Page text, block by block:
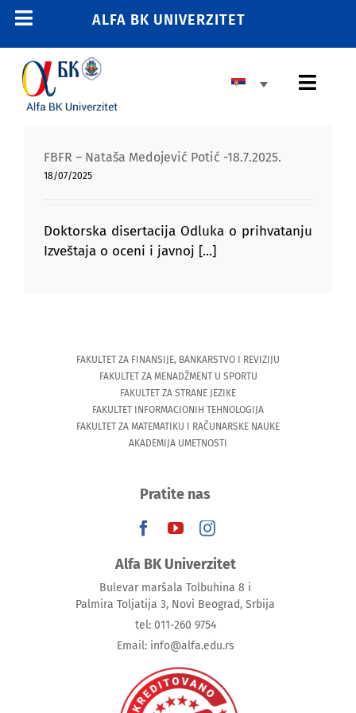
Skip
content
Toggle
Navigation
POČETNA
E-STUDENT
E-ZAPOSLENI
info@alfa.edu.rs
ALFA BK UNIVERZITET
MASTER STUDIJE
DOKTORSKE STUDIJE
FBFR – Nataša Medojević Potić -18.7.2025.
18/07/2025
Doktorska disertacija Odluka o prihvatanju
Izveštaja o oceni i javnoj [...]
FAKULTET ZA FINANSIJE, BANKARSTVO I REVIZIJU
FAKULTET ZA MENADŽMENT U SPORTU
FAKULTET ZA STRANE JEZIKE
FAKULTET INFORMACIONIH TEHNOLOGIJA
FAKULTET ZA MATEMATIKU I RAČUNARSKE NAUKE
AKADEMIJA UMETNOSTI
Pratite nas
Alfa BK Univerzitet
Bulevar maršala Tolbuhina 8 i
Palmira Toljatija 3, Novi Beograd, Srbija
tel: 011-260 9754
Email: info@alfa.edu.rs